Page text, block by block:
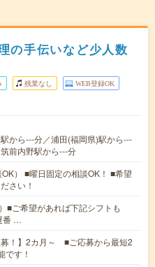
の手伝いなど少人数
残業なし WEB登録OK
から---分／浦田(福岡県)駅から---
前内野駅から---分
） ■曜日固定の相談OK！ ■希望
さい！
■ご希望があれば下記シフトも
番 …
募！】2カ月～ ■ご応募から最短2
です！